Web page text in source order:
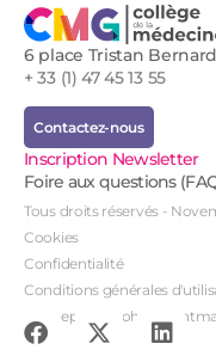
6 place Tristan Bernard
+ 33 (1) 47 45 13 55
Contactez-nous
Inscription Newsletter
Foire aux questions
Tous droits réservés -
Cookies
Confidentialité
Conditions générales
Conception : John